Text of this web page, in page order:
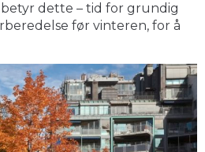
dette – tid for grundig
før vinteren, for å